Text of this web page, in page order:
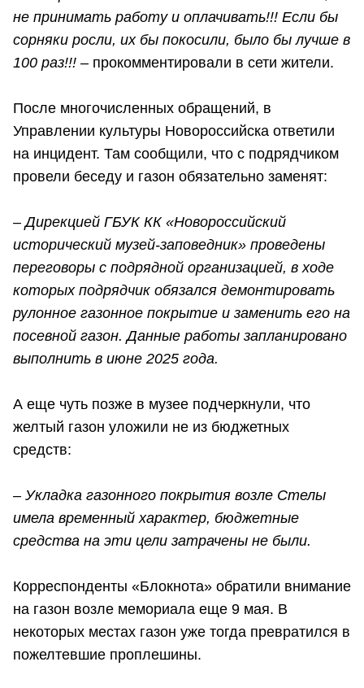
не принимать работу и оплачивать!!! Если бы
сорняки росли, их бы покосили, было бы лучше в
100 раз!!! – прокомментировали в сети жители.
После многочисленных обращений, в
Управлении культуры Новороссийска ответили
на инцидент. Там сообщили, что с подрядчиком
провели беседу и газон обязательно заменят:
– Дирекцией ГБУК КК «Новороссийский
исторический музей-заповедник» проведены
переговоры с подрядной организацией, в ходе
которых подрядчик обязался демонтировать
рулонное газонное покрытие и заменить его на
посевной газон. Данные работы запланировано
выполнить в июне 2025 года.
А еще чуть позже в музее подчеркнули, что
желтый газон уложили не из бюджетных
средств:
– Укладка газонного покрытия возле Стелы
имела временный характер, бюджетные
средства на эти цели затрачены не были.
Корреспонденты «Блокнота» обратили внимание
на газон возле мемориала еще 9 мая. В
некоторых местах газон уже тогда превратился в
пожелтевшие проплешины.